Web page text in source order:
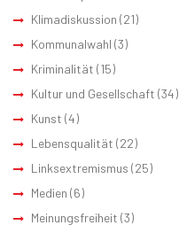
Klimadiskussion (21)
Kommunalwahl (3)
Kriminalität (15)
Kultur und Gesellschaft (34)
Kunst (4)
Lebensqualität (22)
Linksextremismus (25)
Medien (6)
Meinungsfreiheit (3)